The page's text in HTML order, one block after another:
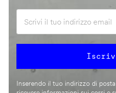
Inserendo il tuo indirizzo di